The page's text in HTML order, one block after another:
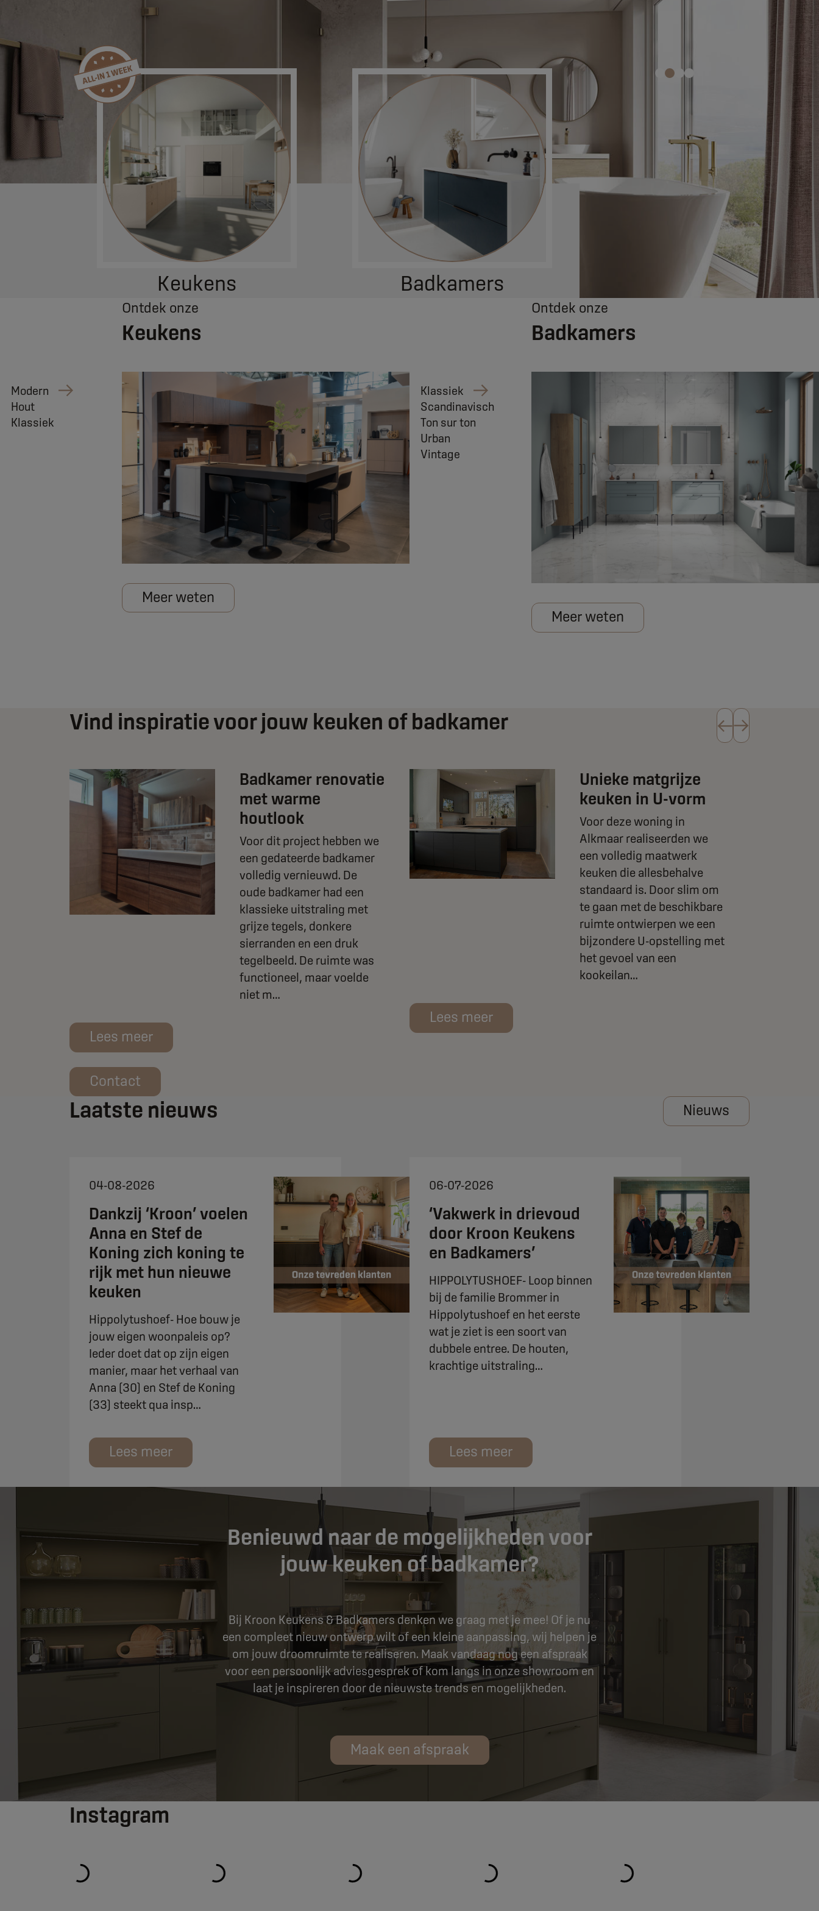
Keukens Badkamers
Ontdek onze
Keukens
Ontdek onze
Badkamers
Modern
Hout
Klassiek
Meer weten
Klassiek
Scandinavisch
Ton sur ton
Urban
Vintage
Meer weten
Vind inspiratie voor jouw keuken of badkamer
Badkamer renovatie
met warme
houtlook
Voor dit project hebben we
een gedateerde badkamer
volledig vernieuwd. De
oude badkamer had een
klassieke uitstraling met
grijze tegels, donkere
sierranden en een druk
tegelbeeld. De ruimte was
functioneel, maar voelde
niet m…
Lees meer
Unieke matgrijze
keuken in U-vorm
Voor deze woning in
Alkmaar realiseerden we
een volledig maatwerk
keuken die allesbehalve
standaard is. Door slim om
te gaan met de beschikbare
ruimte ontwierpen we een
bijzondere U-opstelling met
het gevoel van een
kookeilan…
Lees meer
Contact
Laatste nieuws Nieuws
04-08-2026
Dankzij ‘Kroon’ voelen
Anna en Stef de
Koning zich koning te
rijk met hun nieuwe
keuken
Hippolytushoef- Hoe bouw je
jouw eigen woonpaleis op?
Ieder doet dat op zijn eigen
manier, maar het verhaal van
Anna (30) en Stef de Koning
(33) steekt qua insp…
Lees meer
06-07-2026
‘Vakwerk in drievoud
door Kroon Keukens
en Badkamers’
HIPPOLYTUSHOEF- Loop binnen
bij de familie Brommer in
Hippolytushoef en het eerste
wat je ziet is een soort van
dubbele entree. De houten,
krachtige uitstraling…
Lees meer
Benieuwd naar de mogelijkheden voor
jouw keuken of badkamer?
Bij Kroon Keukens & Badkamers denken we graag met je mee! Of je nu
een compleet nieuw ontwerp wilt of een kleine aanpassing, wij helpen je
om jouw droomruimte te realiseren. Maak vandaag nog een afspraak
voor een persoonlijk adviesgesprek of kom langs in onze showroomen
laat je inspireren door de nieuwste trends en mogelijkheden.
Maak een afspraak
Instagram